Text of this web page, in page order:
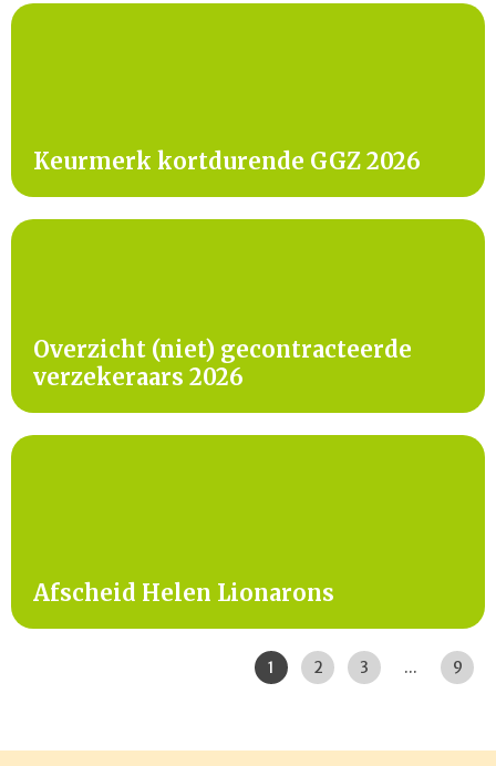
Keurmerk kortdurende GGZ 2026
Overzicht (niet) gecontracteerde
verzekeraars 2026
Afscheid Helen Lionarons
1 2 3 ... 9